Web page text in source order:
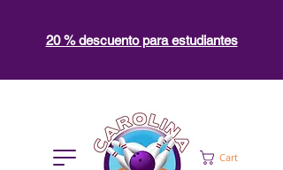
Cart
20 % descuento para estudiantes